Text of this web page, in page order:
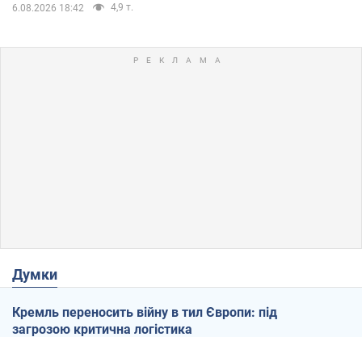
6.08.2026 18:42 4,9 т.
Думки
Кремль переносить війну в тил Європи: під
загрозою критична логістика